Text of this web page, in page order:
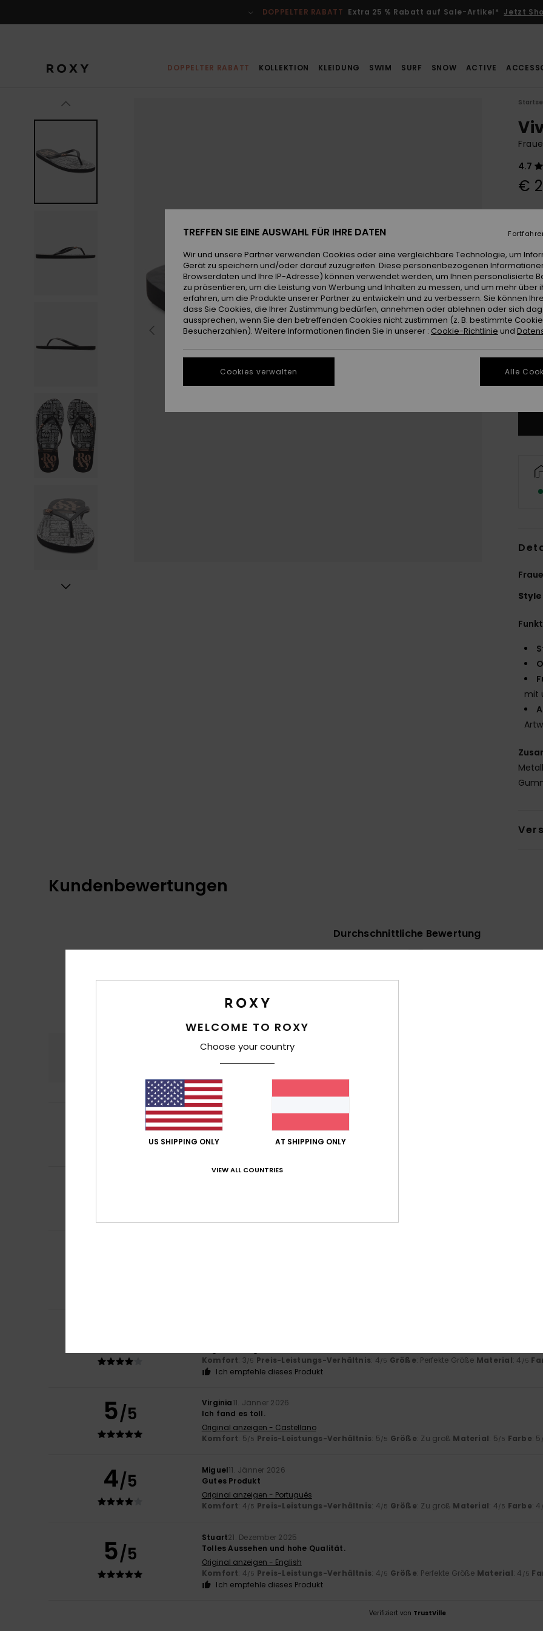
DOPPELTER RABATT Extra 25 % Rabatt auf Sale-Artikel* Jetzt
DOPPELTER RABATT KOLLEKTION KLEIDUNG SWIM SURF SNOW ACTIVE
4.7
€
36
42
Style
mit
Kundenbewertungen
Durchschnittliche Bewertung
4.7
Preis-Leistungs-Verhältnis
Amandine
Hübscher Aufdruck
Original anzeigen - Français
Komfort: 3/5 Preis-Leistungs-Verhältnis: 4/5 Größe: Perfekte Größe Material: 4 /5
Ich empfehle dieses Produkt
5/5 Virginia11. Jänner 2026
Ich fand es toll.
Original anzeigen - Castellano
Komfort: 5/5 Preis-Leistungs-Verhältnis: 5/5 Größe: Zu groß Material: 5/5 Farbe: 5
4/5 Miguel11. Jänner 2026
Gutes Produkt
Original anzeigen - Português
Komfort: 4/5 Preis-Leistungs-Verhältnis: 4/5 Größe: Zu groß Material: 4/5 Farbe: 4
5/5
Stuart21. Dezember 2025
Tolles Aussehen und hohe Qualität.
Original anzeigen - English
Komfort: 4/5 Preis-Leistungs-Verhältnis: 4/5 Größe: Perfekte Größe Material: 4 /5
Ich empfehle dieses Produkt
Verifiziert von TrustVille
WELCOME TO ROXY
Choose your country
US SHIPPING ONLY AT SHIPPING ONLY
VIEW ALL COUNTRIES
TREFFEN SIE EINE AUSWAHL FÜR IHRE DATEN
Wir und unsere Partner verwenden Cookies oder eine vergleichbare Technologie, um
Gerät zu speichern und/oder darauf zuzugreifen. Diese personenbezogenen
Browserdaten und Ihre IP-Adresse) können verwendet werden, um Ihnen personalisierte
zu präsentieren, um die Leistung von Werbung und Inhalten zu messen, und um mehr über
erfahren, um die Produkte unserer Partner zu entwickeln und zu verbessern. Sie können
dass Sie Cookies, die Ihrer Zustimmung bedürfen, annehmen oder ablehnen oder sich
aussprechen, wenn Sie den betreffenden Cookies nicht zustimmen (z. B. bestimmte
Besucherzahlen). Weitere Informationen finden Sie in unserer : Cookie-Richtlinie und
Cookies verwalten Alle